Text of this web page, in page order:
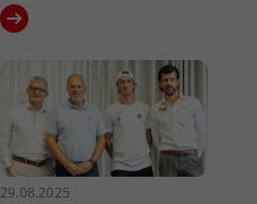
29.08.2025